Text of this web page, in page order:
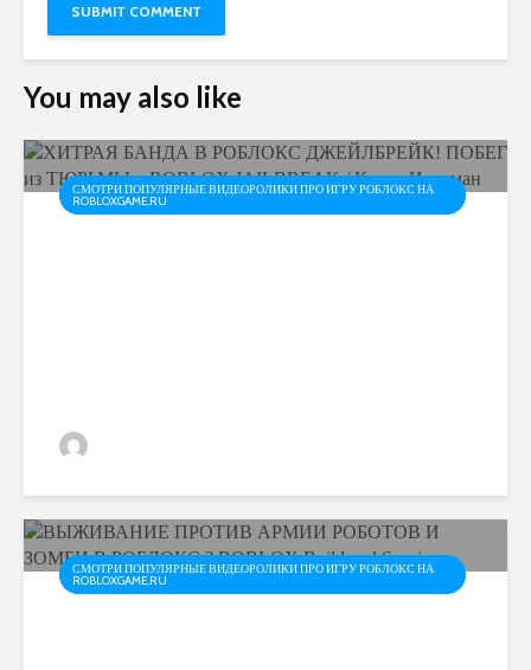
You may also like
СМОТРИ ПОПУЛЯРНЫЕ ВИДЕОРОЛИКИ ПРО ИГРУ РОБЛОКС НА
ROBLOXGAME.RU
СМОТРИ ПОПУЛЯРНЫЕ ВИДЕОРОЛИКИ ПРО ИГРУ РОБЛОКС НА
ROBLOXGAME.RU